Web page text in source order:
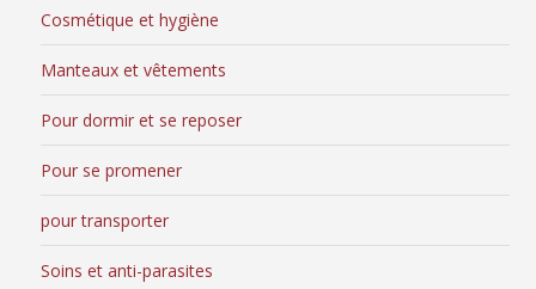
Cosmétique et hygiène
Manteaux et vêtements
Pour dormir et se reposer
Pour se promener
pour transporter
Soins et anti-parasites